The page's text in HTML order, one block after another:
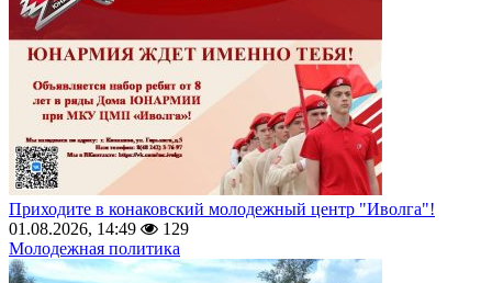
Приходите в конаковский молодежный центр "Иволга"!
01.08.2026, 14:49
129
Молодежная политика